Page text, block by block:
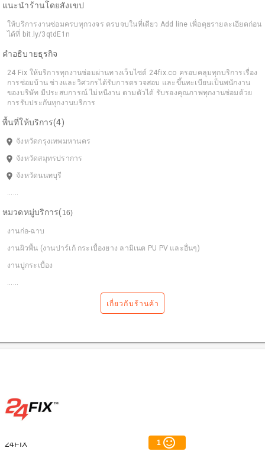
แนะนำร้านโดยสังเขป
ให้บริการงานซ่อมครบทุกวงจร ครบจบในที่เดียว Add line เพื่อคุยรายละเอียดก่อน
ได้ที่ bit.ly/3qtdE1n
คำอธิบายธุรกิจ
24 Fix ให้บริการทุกงานซ่อมผ่านทางเว็บไซด์ 24fix.co ครอบคลุมทุกบริการเรื่อง
การซ่อมบ้าน ช่างและวิศวกรได้รับการตรวจสอบ และขึ้นทะเบียนเป็นพนักงาน
ของบริษัท มีประสบการณ์ ไม่หนีงาน ตามตัวได้ รับรองคุณภาพทุกงานซ่อมด้วย
การรับประกันทุกงานบริการ
พื้นที่ให้บริการ(4)
room จังหวัดกรุงเทพมหานคร
room จังหวัดสมุทรปราการ
room จังหวัดนนทบุรี
......
หมวดหมู่บริการ( 16)
งานก่อ-ฉาบ
งานผิวพื้น (งานปาร์เก้ กระเบื้องยาง ลามิเนต PU PV และอื่นๆ)
งานปูกระเบื้อง
......
เกี่ยวกับร้านค้า
24FIX 1 sentiment_satisfied_alt